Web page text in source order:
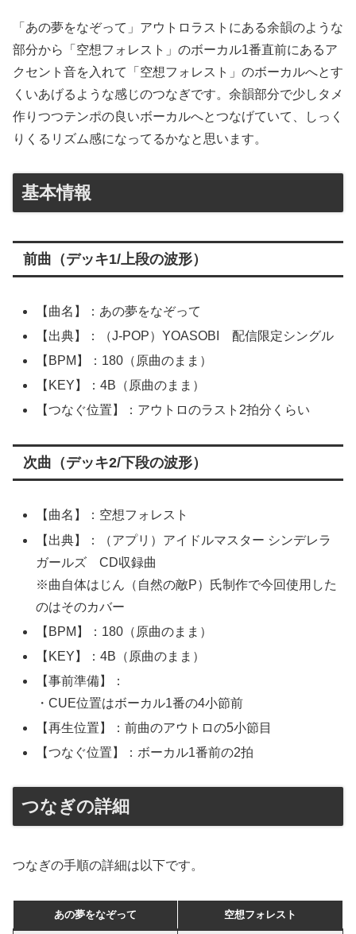
「あの夢をなぞって」アウトロラストにある余韻のような
部分から「空想フォレスト」のボーカル1番直前にあるア
クセント音を入れて「空想フォレスト」のボーカルへとす
くいあげるような感じのつなぎです。余韻部分で少しタメ
作りつつテンポの良いボーカルへとつなげていて、しっく
りくるリズム感になってるかなと思います。
基本情報
前曲（デッキ1/上段の波形）
【曲名】：あの夢をなぞって
【出典】：（J-POP）YOASOBI 配信限定シングル
【BPM】：180（原曲のまま）
【KEY】：4B（原曲のまま）
【つなぐ位置】：アウトロのラスト2拍分くらい
次曲（デッキ2/下段の波形）
【曲名】：空想フォレスト
【出典】：（アプリ）アイドルマスター シンデレラ
ガールズ CD収録曲
※曲自体はじん（自然の敵P）氏制作で今回使用した
のはそのカバー
【BPM】：180（原曲のまま）
【KEY】：4B（原曲のまま）
【事前準備】：
・CUE位置はボーカル1番の4小節前
【再生位置】：前曲のアウトロの5小節目
【つなぐ位置】：ボーカル1番前の2拍
つなぎの詳細
つなぎの手順の詳細は以下です。
あの夢をなぞって 空想フォレスト